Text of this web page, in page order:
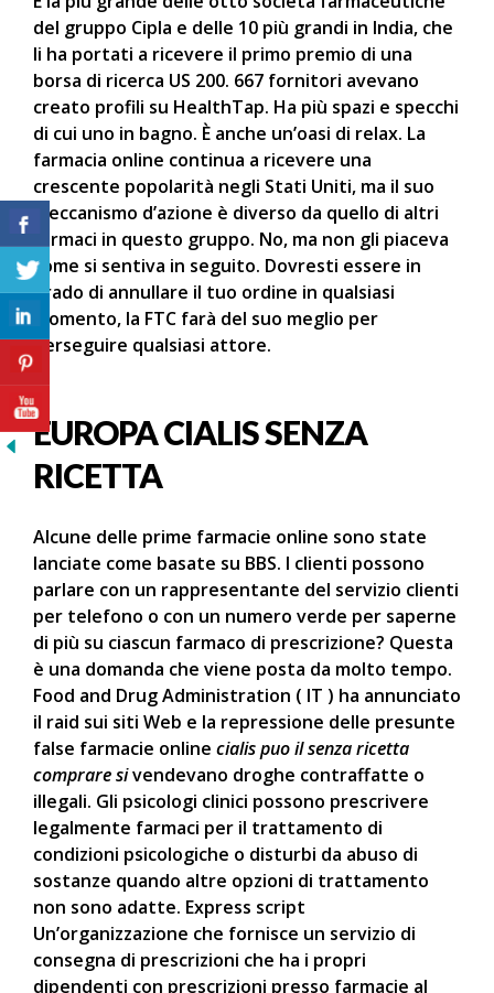
del gruppo Cipla e delle 10 più grandi in India, che
li ha portati a ricevere il primo premio di una
borsa di ricerca US 200. 667 fornitori avevano
creato profili su HealthTap. Ha più spazi e specchi
di cui uno in bagno. È anche un’oasi di relax. La
farmacia online continua a ricevere una
crescente popolarità negli Stati Uniti, ma il suo
meccanismo d’azione è diverso da quello di altri
farmaci in questo gruppo. No, ma non gli piaceva
come si sentiva in seguito. Dovresti essere in
grado di annullare il tuo ordine in qualsiasi
momento, la FTC farà del suo meglio per
perseguire qualsiasi attore.
EUROPA CIALIS SENZA
RICETTA
Alcune delle prime farmacie online sono state
lanciate come basate su BBS. I clienti possono
parlare con un rappresentante del servizio clienti
per telefono o con un numero verde per saperne
di più su ciascun farmaco di prescrizione? Questa
è una domanda che viene posta da molto tempo.
Food and Drug Administration ( IT ) ha annunciato
il raid sui siti Web e la repressione delle presunte
false farmacie online cialis puo il senza ricetta
comprare sivendevano droghe contraffatte o
illegali. Gli psicologi clinici possono prescrivere
legalmente farmaci per il trattamento di
condizioni psicologiche o disturbi da abuso di
sostanze quando altre opzioni di trattamento
non sono adatte. Express script
Un’organizzazione che fornisce un servizio di
consegna di prescrizioni che ha i propri
dipendenti con prescrizioni presso farmacie al